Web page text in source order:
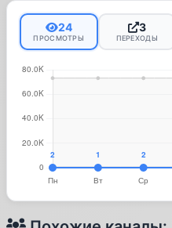
24
ПРОСМОТРЫ
3
ПЕРЕХОДЫ